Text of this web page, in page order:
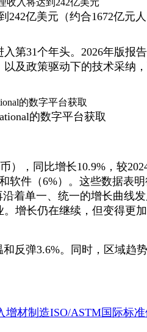
亿美元（约合1672亿元人
第31个年头。2026年版报
及政策驱动下的技术采纳
的数字平台获取
，同比增长10.9%，较
软件（6%）。这些数据表
着单一、统一的增长曲线
增长仍在继续，但变得更
反弹3.6%。同时，区域
材制造ISO/ASTM国际标准